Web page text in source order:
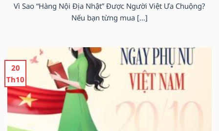
Vì Sao “Hàng Nội Địa Nhật” Được Người Việt Ưa Chuộng?
Nếu bạn từng mua [...]
20
Th10